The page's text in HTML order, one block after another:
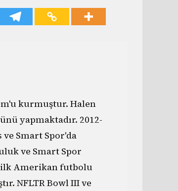
kurmuştur. Halen
yapmaktadır. 2012-
ve Smart Spor'da
ve Smart Spor
ilk Amerikan futbolu
NFLTR Bowl III ve